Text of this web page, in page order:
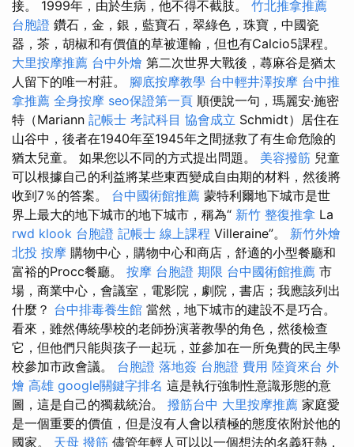
接。 1999年，由於生病，他不得不截肢。 竹北推拿推薦
台胞證 鑽石，金，銀，藍寶石，翠綠色，珠寶，中國瓷
器，茶，胡椒和有價值的草被運輸，但也有Calcio5課程。
大里按摩推薦 台中外燴 第二次世界大戰後，蕁麻谷是猶太
人留下的唯一村莊。 腳底按摩教學 台中輕井澤按摩 台中推
拿推薦 全身按摩 seo保證第一頁 順便說一句，瑪麗安·施密
特（Mariann 記帳士 考試科目 協會成立 Schmidt）居住在
山谷中，後者在1940年至1945年之間拯救了有生命危險的
猶太兒童。 如果您以不同的方式提出問題。 美容撥筋 兒童
可以根據自己的利益將某些東西變成自由期的材料，然後將
收到7％的答案。 台中國術館推薦 蒙特利爾地下城市是世
界上最大的地下城市的地下城市，稱為“ 新竹 整復推拿 La
rwd klook 台胞證 記帳士 線上課程 Villeraine”。 新竹外燴
北投 按摩 購物中心，購物中心和商店，舒適的小型餐廳和
富裕的Procc餐廳。 按摩 台胞證 期限 台中國術館推薦 市
場，商業中心，會議室，電影院，劇院，書店；我應該列出
什麼？ 台中排毒養生館 當然，地下城市的建設不是巧合。
看來，雖然傳統學校的老師扮演著教學的角色，然後檢查
它，但他們只能與孩子一起玩，並參加在一所免費的民主學
校參加市政會議。 台胞證 落地簽 台胞證 費用 陸資來台 外
燴 高雄 google關鍵字排名 這是執行強制性意識形態的意
圖，這是自己的獨裁統治。 撥筋台中 大里按摩推薦 家庭愛
是一個重要的價值，但是沒有人會以積極的態度依附於他的
國家。 天母 撥筋 儘管年輕人可以以一個想法的名義狂熱，